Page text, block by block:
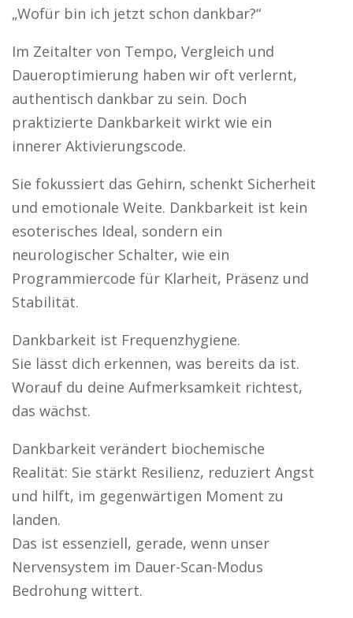
„Wofür bin ich jetzt schon dankbar?“
Im Zeitalter von Tempo, Vergleich und
Daueroptimierung haben wir oft verlernt,
authentisch dankbar zu sein. Doch
praktizierte Dankbarkeit wirkt wie ein
innerer Aktivierungscode.
Sie fokussiert das Gehirn, schenkt Sicherheit
und emotionale Weite. Dankbarkeit ist kein
esoterisches Ideal, sondern ein
neurologischer Schalter, wie ein
Programmiercode für Klarheit, Präsenz und
Stabilität.
Dankbarkeit ist Frequenzhygiene.
Sie lässt dich erkennen, was bereits da ist.
Worauf du deine Aufmerksamkeit richtest,
das wächst.
Dankbarkeit verändert biochemische
Realität: Sie stärkt Resilienz, reduziert Angst
und hilft, im gegenwärtigen Moment zu
landen.
Das ist essenziell, gerade, wenn unser
Nervensystem im Dauer-Scan-Modus
Bedrohung wittert.